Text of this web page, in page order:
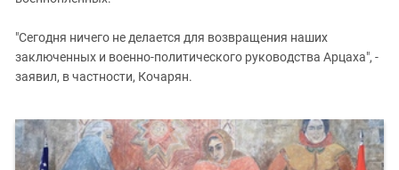
"Сегодня ничего не делается для возвращения наших
заключенных и военно-политического руководства Арцаха", -
заявил, в частности, Кочарян.